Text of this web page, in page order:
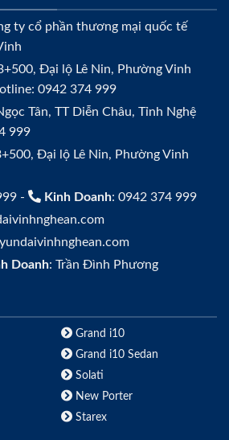
ty cổ phần thương mại quốc tế
Đại lộ Lê Nin, Phường Vinh
0942 374 999
Tân, TT Diễn Châu, Tỉnh Nghệ
999
Đại lộ Lê Nin, Phường Vinh
- Kinh Doanh: 0942 374 999
Doanh: Trần Đình Phương
Grand i10
Grand i10 Sedan
Solati
New Porter
Starex